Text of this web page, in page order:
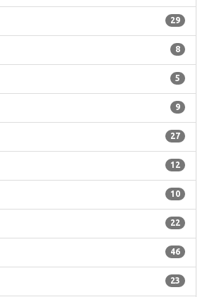
29
8
5
9
27
12
10
22
46
23